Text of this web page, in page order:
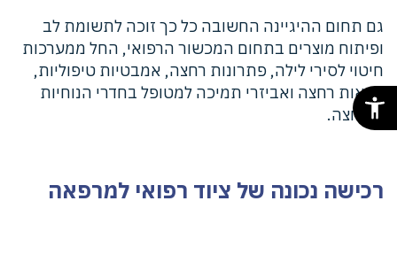
גם תחום ההיגיינה החשובה כל כך זוכה לתשומת לב
ופיתוח מוצרים בתחום המכשור הרפואי, החל ממערכות
חיטוי לסירי לילה, פתרונות רחצה, אמבטיות טיפוליות,
כסאות רחצה ואביזרי תמיכה למטופל בחדרי הנוחיות
והרחצה.
רכישה נכונה של ציוד רפואי למרפאה